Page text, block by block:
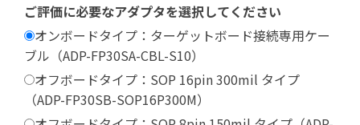
ご評価に必要なアダプタを選択してください
オンボードタイプ：ターゲットボード接続専用ケー
ブル（ADP-FP30SA-CBL-S10）
オフボードタイプ：SOP 16pin 300mil タイプ
（ADP-FP30SB-SOP16P300M）